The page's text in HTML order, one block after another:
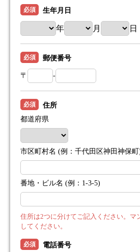
必須 生年月日
年 月 日
必須 郵便番号
〒 -
必須
住所
都道府県
市区町村名 (例：千代田区神田神保町
番地・ビル名 (例：1-3-5)
住所は2つに分けてご記入ください。マ
してください。
必須 電話番号